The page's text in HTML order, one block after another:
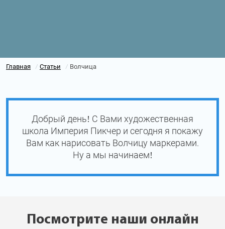
Главная / Статьи / Волчица
Добрый день! С Вами художественная
школа Империя Пикчер и сегодня я покажу
Вам как нарисовать Волчицу маркерами.
Ну а мы начинаем!
Посмотрите наши онлайн